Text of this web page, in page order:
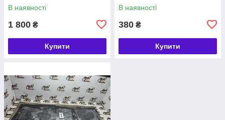
В наявності
1 800 ₴
Купити
В наявності
380 ₴
Купити